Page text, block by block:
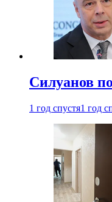
Силуанов
1 год спустя1 год